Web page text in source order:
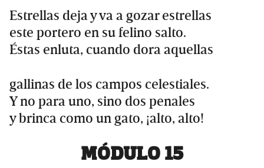
Estrellas deja y va a gozar estrellas
este portero en su felino salto.
Éstas enluta, cuando dora aquellas
gallinas de los campos celestiales.
Y no para uno, sino dos penales
y brinca como un gato, ¡alto, alto!
MÓDULO 15